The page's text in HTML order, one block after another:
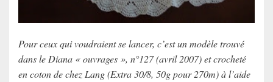
Pour ceux qui voudraient se lancer, c’est un modèle trouvé
dans le Diana « ouvrages », n°127 (avril 2007) et crocheté
en coton de chez Lang (Extra 30/8, 50g pour 270m) à l’aide